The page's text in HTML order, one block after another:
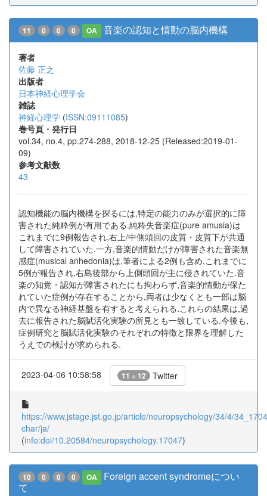
11 0 0 0 OA 音楽の認知と情動の脳内機構
著者
佐藤 正之
出版者
日本神経心理学会
雑誌
神経心理学 (ISSN:09111085)
巻号頁・発行日
vol.34, no.4, pp.274-288, 2018-12-25 (Released:2019-01-
09)
参考文献数
43
認知機能の脳内機構を探るには,特定の能力のみが選択的に障
害された純粋例が有用である.純粋失音楽症(pure amusia)は
これまでに9例報告され,右上/中側頭回の皮質・皮質下が共通
して障害されていた.一方,音楽的情動だけが障害された音楽無
感症(musical anhedonia)は,筆者による2例も含め,これまでに
5例が報告され,右島後部から上側頭回が主に侵されていた.音
楽の知覚・認知が障害されたにも拘わらず,音楽的情動が保た
れていた症例が存在することから,両者は少なくとも一部は脳
内で異なる神経基盤を有すると考えられる.これらの結果は,過
去に報告された脳賦活化実験の所見とも一致している.今後も,
症例研究と脳賦活化実験のそれぞれの特徴と限界を理解した
うえでの検討が求められる.
2023-04-06 10:58:58 11 + 12 Twitter
https://www.jstage.jst.go.jp/article/neuropsychology/34/4/
char/ja/
(info:doi/10.20584/neuropsychology.17047)
10 0 0 0 OA
Foreign accent syndromeについ
て